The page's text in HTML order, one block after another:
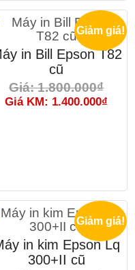
Giảm giá!
in Bill Epson T82
cũ
Giá: 1.800.000₫
Giá KM: 1.400.000₫
Giảm giá!
in kim Epson Lq
300+II cũ